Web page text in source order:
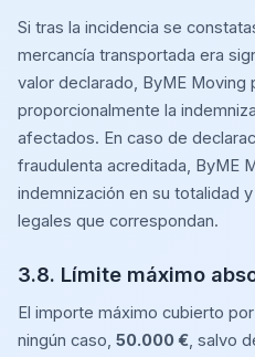
Si tras la incidencia se
mercancía transportada era
valor declarado, ByME Moving
proporcionalmente la
afectados. En caso de
fraudulenta acreditada, ByME
indemnización en su totalidad
legales que correspondan.
3.8. Límite máximo
El importe máximo cubierto
ningún caso, 50.000 €, salvo